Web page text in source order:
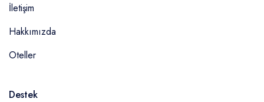
İletişim
Hakkımızda
Oteller
Destek